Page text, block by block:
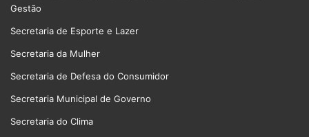
Gestão
Secretaria de Esporte e Lazer
Secretaria da Mulher
Secretaria de Defesa do Consumidor
Secretaria Municipal de Governo
Secretaria do Clima